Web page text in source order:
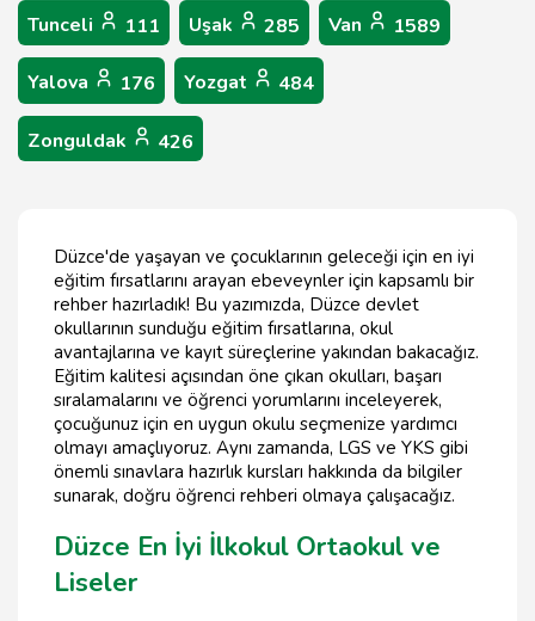
Tunceli 111 Uşak 285 Van 1589
Yalova 176 Yozgat 484
Zonguldak 426
Düzce'de yaşayan ve çocuklarının geleceği için en iyi
eğitim fırsatlarını arayan ebeveynler için kapsamlı bir
rehber hazırladık! Bu yazımızda, Düzce devlet
okullarının sunduğu eğitim fırsatlarına, okul
avantajlarına ve kayıt süreçlerine yakından bakacağız.
Eğitim kalitesi açısından öne çıkan okulları, başarı
sıralamalarını ve öğrenci yorumlarını inceleyerek,
çocuğunuz için en uygun okulu seçmenize yardımcı
olmayı amaçlıyoruz. Aynı zamanda, LGS ve YKS gibi
önemli sınavlara hazırlık kursları hakkında da bilgiler
sunarak, doğru öğrenci rehberi olmaya çalışacağız.
Düzce En İyi İlkokul Ortaokul ve
Liseler